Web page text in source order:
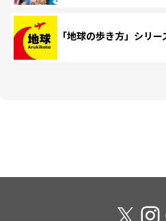
「地球の歩き方」シリ